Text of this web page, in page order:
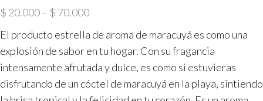
$ 20.000– $ 70.000
El producto estrella de aroma de maracuyá es como una
explosión de sabor en tu hogar. Con su fragancia
intensamente afrutada y dulce, es como si estuvieras
disfrutando de un cóctel de maracuyá en la playa, sintiendo